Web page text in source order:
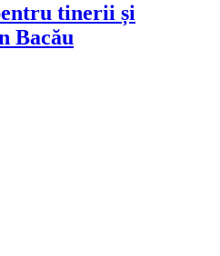
tinerii și
Bacău